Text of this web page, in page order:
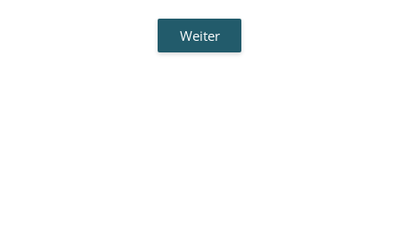
Weiter